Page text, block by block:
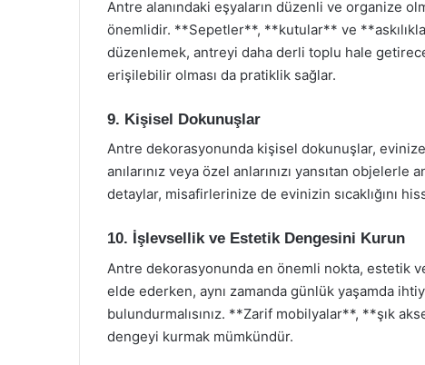
Antre alanındaki eşyaların düzenli ve organize
önemlidir. **Sepetler**, **kutular** ve
düzenlemek, antreyi daha derli toplu hale
erişilebilir olması da pratiklik sağlar.
9. Kişisel Dokunuşlar
Antre dekorasyonunda kişisel dokunuşlar, evinize
anılarınız veya özel anlarınızı yansıtan
detaylar, misafirlerinize de evinizin sıcaklığını
10. İşlevsellik ve Estetik Dengesini Kurun
Antre dekorasyonunda en önemli nokta, estetik
elde ederken, aynı zamanda günlük yaşamda
bulundurmalısınız. **Zarif mobilyalar**, **şık
dengeyi kurmak mümkündür.